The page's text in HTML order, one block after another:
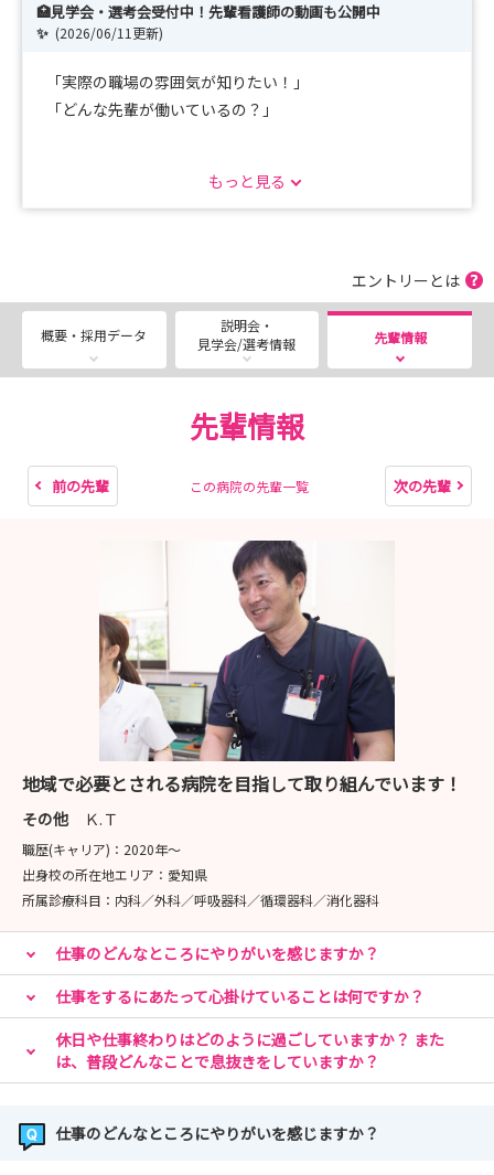
🏥見学会・選考会受付中！先輩看護師の動画も公開中
✨ (2026/06/11更新)
「実際の職場の雰囲気が知りたい！」
「どんな先輩が働いているの？」
👀 病院内の見学
🗣️ 先輩職員との交流
💡 教育体制や働き方の紹介
さらに、愛生館で活躍する先輩看護師のインタビュー動画
も公開中🎥
✔ 「実際に働いてみて感じた愛生館の良さは？」
✔ 「愛生館はこのまち（地域）にとってどんな存在だと思
✔ 「愛生館で働く中で、一番 ≪あい≫ を感じる瞬間
など、リアルな声をお届けしています！
見学会に参加する前にぜひご覧ください🌸
🎥先輩看護師インタビュー動画はこちら
https://www.youtube.com/watch?v=xl497pvtXx8
皆さんにお会いできることを楽しみにしています😊
もっと見る
エントリーとは
概要・採用データ
説明会・
見学会/選考情報
先輩情報
先輩情報
前の先輩 この病院の先輩一覧 次の先輩
地域で必要とされる病院を目指して取り組んでいます！
その他Ｋ.Ｔ
職歴(キャリア)： 2020年〜
出身校の所在地エリア： 愛知県
所属診療科目： 内科／外科／呼吸器科／循環器科／消化器科
仕事のどんなところにやりがいを感じますか？
仕事をするにあたって心掛けていることは何ですか？
休日や仕事終わりはどのように過ごしていますか？ また
は、普段どんなことで息抜きをしていますか？
仕事のどんなところにやりがいを感じますか？